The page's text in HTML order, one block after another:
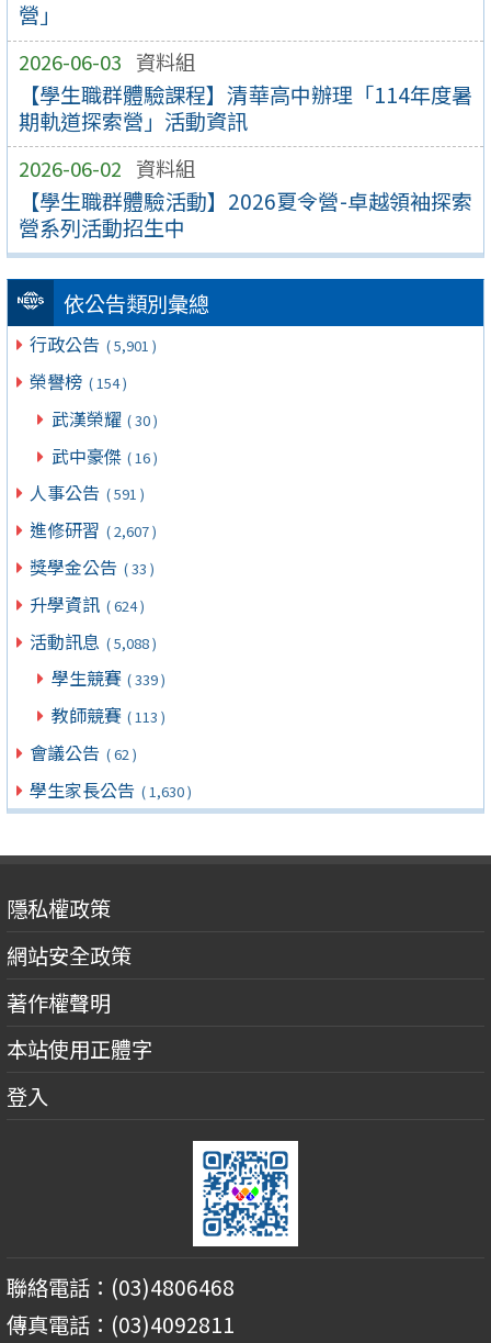
營」
2026-06-03 資料組
【學生職群體驗課程】清華高中辦理「114年度暑
期軌道探索營」活動資訊
2026-06-02 資料組
【學生職群體驗活動】2026夏令營-卓越領袖探索
營系列活動招生中
依公告類別彙總
行政公告 ( 5,901 )
榮譽榜 ( 154 )
武漢榮耀 ( 30 )
武中豪傑 ( 16 )
人事公告 ( 591 )
進修研習 ( 2,607 )
獎學金公告 ( 33 )
升學資訊 ( 624 )
活動訊息 ( 5,088 )
學生競賽 ( 339 )
教師競賽 ( 113 )
會議公告 ( 62 )
學生家長公告 ( 1,630 )
隱私權政策
網站安全政策
著作權聲明
本站使用正體字
登入
聯絡電話：(03)4806468
傳真電話：(03)4092811